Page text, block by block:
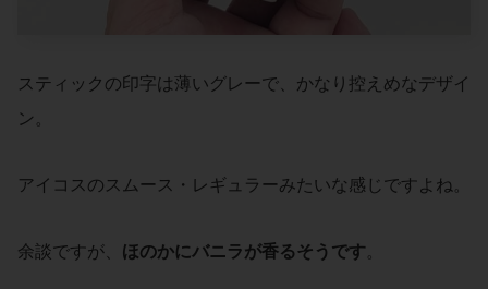
スティックの印字は薄いグレーで、かなり控えめなデザイ
ン。
アイコスのスムース・レギュラーみたいな感じですよね。
余談ですが、 ほのかにバニラが香るそうです